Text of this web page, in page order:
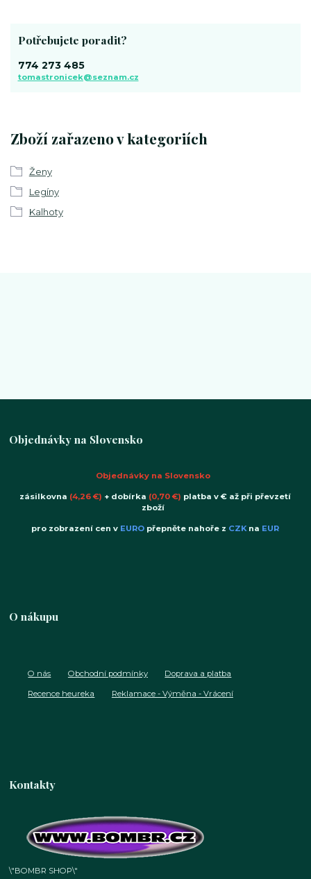
Zboží zařazeno v kategoriích
Ženy
Legíny
Kalhoty
Potřebujete poradit?
774 273 485
tomastronicek@seznam.cz
Objednávky na Slovensko
Objednávky na Slovensko
zásilkovna (4,26 €) + dobírka (0,70 €) platba v € až při převzetí
zboží
pro zobrazení cen v EURO přepněte nahoře z CZK na EUR
O nákupu
O nás Obchodní podmínky Doprava a platba
Recence heureka Reklamace - Výměna - Vrácení
Kontakty
\"BOMBR SHOP\"